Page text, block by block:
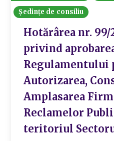
Ședințe de consiliu
Hotărârea nr. 99/
privind
Regulamentului
Autorizarea,
Amplasarea
Reclamelor
teritoriul